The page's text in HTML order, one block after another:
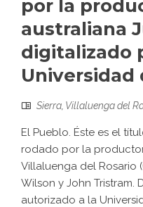
por la
australiana
digitalizado
Universidad
Sierra Villaluenga del
El Pueblo. Éste es el
rodado por la
Villaluenga del Rosario
Wilson y John Tristram.
autorizado a la